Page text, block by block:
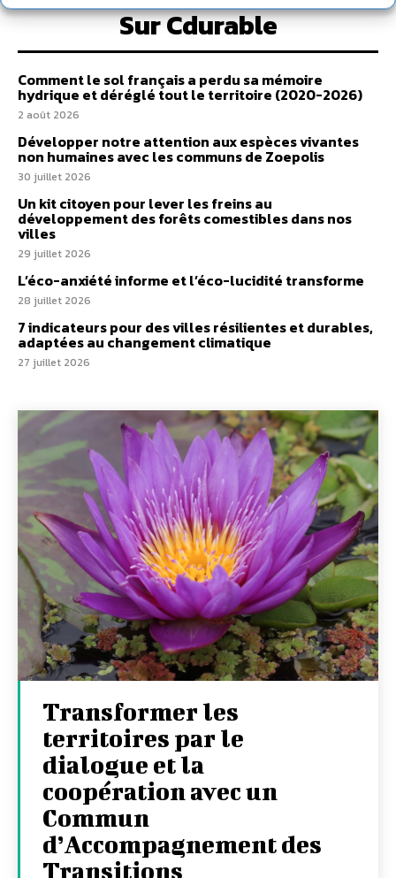
Sur Cdurable
Comment le sol français a perdu sa mémoire
hydrique et déréglé tout le territoire (2020-2026)
2 août 2026
Développer notre attention aux espèces vivantes
non humaines avec les communs de Zoepolis
30 juillet 2026
Un kit citoyen pour lever les freins au
développement des forêts comestibles dans nos
villes
29 juillet 2026
L’éco-anxiété informe et l’éco-lucidité transforme
28 juillet 2026
7 indicateurs pour des villes résilientes et durables,
adaptées au changement climatique
27 juillet 2026
Transformer les
territoires par le
dialogue et la
coopération avec un
Commun
d’Accompagnement des
Transitions